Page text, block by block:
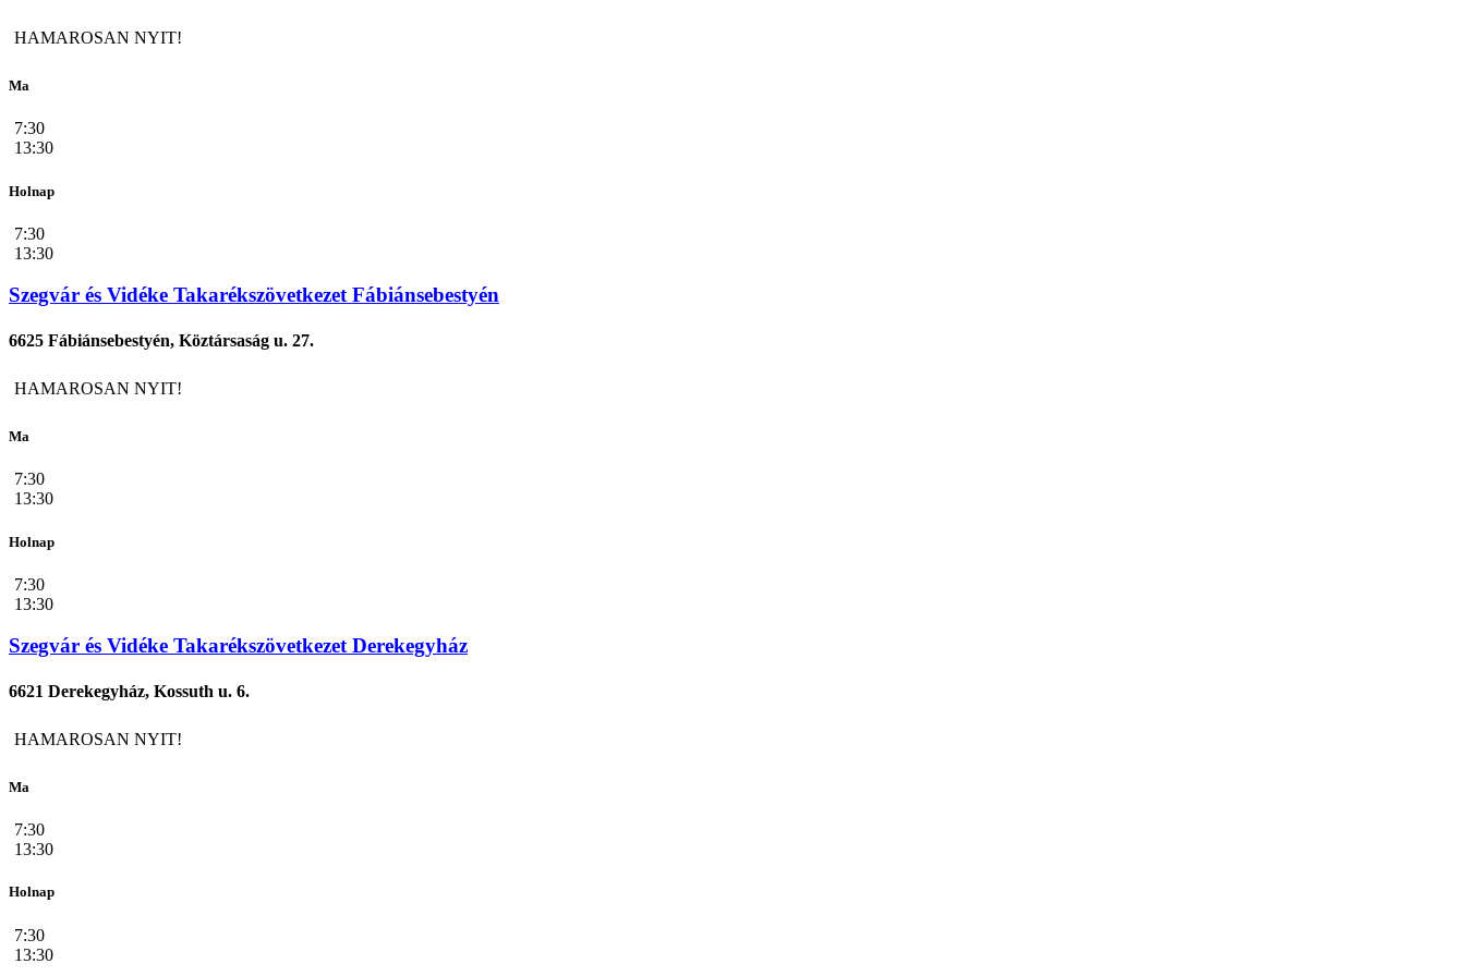
HAMAROSAN NYIT!
Ma
7:30
13:30
Holnap
7:30
13:30
Szegvár és Vidéke Takarékszövetkezet Fábiánsebestyén
6625 Fábiánsebestyén, Köztársaság u. 27.
HAMAROSAN NYIT!
Ma
7:30
13:30
Holnap
7:30
13:30
Szegvár és Vidéke Takarékszövetkezet Derekegyház
6621 Derekegyház, Kossuth u. 6.
HAMAROSAN NYIT!
Ma
7:30
13:30
Holnap
7:30
13:30